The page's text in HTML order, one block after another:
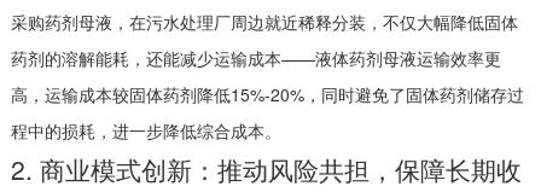
采购药剂母液，在污水处理厂周边就近稀释分装，不仅大幅降低固体
药剂的溶解能耗，还能减少运输成本——液体药剂母液运输效率更
高，运输成本较固体药剂降低15%-20%，同时避免了固体药剂储存过
程中的损耗，进一步降低综合成本。
2. 商业模式创新：推动风险共担，保障长期收